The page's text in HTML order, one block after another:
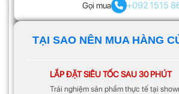
Gọi mua +092 1515
TẠI SAO NÊN MUA HÀNG
LẮP ĐẶT SIÊU TỐC SAU 30 PHÚT
Trải nghiệm sản phẩm thực tế tại